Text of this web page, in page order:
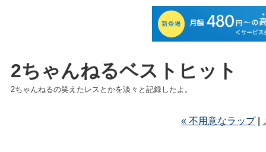
2ちゃんねるベストヒット
2ちゃんねるの笑えたレスとかを淡々と記録したよ。
« 不用意なラップ|